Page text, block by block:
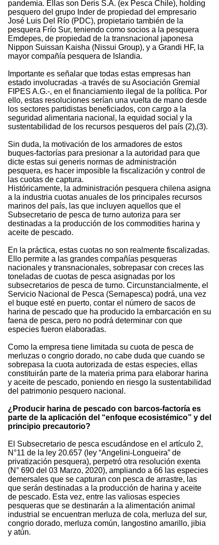
pandemia. Ellas son Deris S.A. (ex Pesca Chile), holding
pesquero del grupo Inder de propiedad del empresario
José Luis Del Río (PDC), propietario también de la
pesquera Frío Sur, teniendo como socios a la pesquera
Emdepes, de propiedad de la transnacional japonesa
Nippon Suissan Kaisha (Nissui Group), y a Grandi HF, la
mayor compañía pesquera de Islandia.
Importante es señalar que todas estas empresas han
estado involucradas -a través de su Asociación Gremial
FIPES A.G.-, en el financiamiento ilegal de la política. Por
ello, estas resoluciones serían una vuelta de mano desde
los sectores partidistas beneficiados, con cargo a la
seguridad alimentaria nacional, la equidad social y la
sustentabilidad de los recursos pesqueros del país (2),(3).
Sin duda, la motivación de los armadores de estos
buques-factorías para presionar a la autoridad para que
dicte estas sui generis normas de administración
pesquera, es hacer imposible la fiscalización y control de
las cuotas de captura.
Históricamente, la administración pesquera chilena asigna
a la industria cuotas anuales de los principales recursos
marinos del país, las que incluyen aquellos que el
Subsecretario de pesca de turno autoriza para ser
destinadas a la producción de los commodities harina y
aceite de pescado.
En la práctica, estas cuotas no son realmente fiscalizadas.
Ello permite a las grandes compañías pesqueras
nacionales y transnacionales, sobrepasar con creces las
toneladas de cuotas de pesca asignadas por los
subsecretarios de pesca de turno. Circunstancialmente, el
Servicio Nacional de Pesca (Sernapesca) podrá, una vez
el buque esté en puerto, contar el número de sacos de
harina de pescado que ha producido la embarcación en su
faena de pesca, pero no podrá determinar con que
especies fueron elaboradas.
Como la empresa tiene limitada su cuota de pesca de
merluzas o congrio dorado, no cabe duda que cuando se
sobrepasa la cuota autorizada de estas especies, ellas
constituirán parte de la materia prima para elaborar harina
y aceite de pescado, poniendo en riesgo la sustentabilidad
del patrimonio pesquero nacional.
¿Producir harina de pescado con barcos-factoría es
parte de la aplicación del “enfoque ecosistémico” y del
principio precautorio?
El Subsecretario de pesca escudándose en el artículo 2,
N°11 de la ley 20.657 (ley “Angelini-Longueira” de
privatización pesquera), perpetró otra resolución exenta
(N° 690 del 03 Marzo, 2020), ampliando a 66 las especies
demersales que se capturan con pesca de arrastre, las
que serán destinadas a la producción de harina y aceite
de pescado. Esta vez, entre las valiosas especies
pesqueras que se destinarán a la alimentación animal
industrial se encuentran merluza de cola, merluza del sur,
congrio dorado, merluza común, langostino amarillo, jibia
y atún.